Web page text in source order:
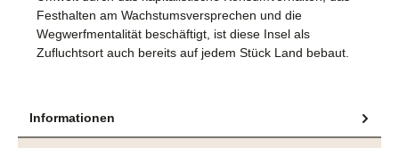
Festhalten am Wachstumsversprechen und die
Wegwerfmentalität beschäftigt, ist diese Insel als
Zufluchtsort auch bereits auf jedem Stück Land bebaut.
Informationen